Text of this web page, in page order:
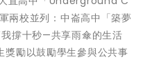
兩校並列：中崙高中「築夢
撐十秒—共享雨傘的生活
獎勵以鼓勵學生參與公共事